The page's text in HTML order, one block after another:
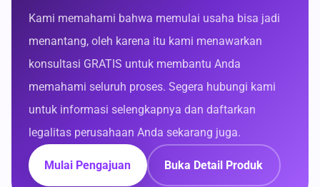
Kami memahami bahwa memulai usaha bisa jadi
menantang, oleh karena itu kami menawarkan
konsultasi GRATIS untuk membantu Anda
memahami seluruh proses. Segera hubungi kami
untuk informasi selengkapnya dan daftarkan
legalitas perusahaan Anda sekarang juga.
Mulai Pengajuan Buka Detail Produk